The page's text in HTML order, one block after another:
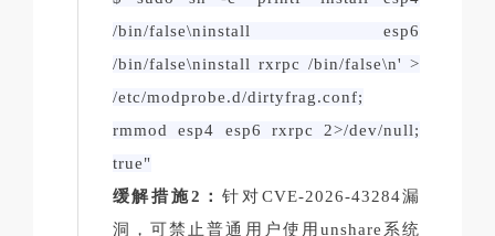
/bin/false\ninstall esp6
/bin/false\ninstall rxrpc /bin/false\n' >
/etc/modprobe.d/dirtyfrag.conf;
rmmod esp4 esp6 rxrpc 2>/dev/null;
true"
缓解措施2：针对CVE-2026-43284漏
洞，可禁止普通用户使用unshare系统